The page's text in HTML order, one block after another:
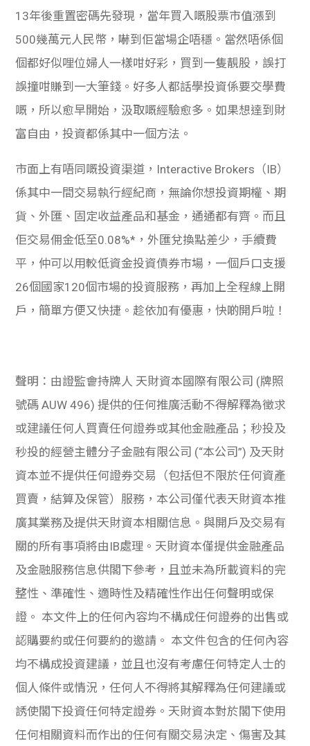
13年後重置密碼先發現，當年買入嘅股票市值漲到
500幾萬元人民幣，嚇到佢當場企唔穩。當然唔係個
個都好似哩位婦人一樣咁好彩，買到一隻靚股，誤打
誤撞咁賺到一大筆錢。好多人都話學投資係要交學費
嘅，所以愈早開始，汲取嘅經驗愈多。如果想達到財
富自由，投資都係其中一個方法。
市面上有唔同嘅投資渠道，Interactive Brokers（IB）
係其中一間交易執行經紀商，無論你想投資期權、期
貨、外匯、固定收益產品和基金，通通都有齊。而且
佢交易佣金低至0.08%*，外匯兌換點差少，手續費
平，仲可以用較低資金投資債券市場，一個戶口支援
26個國家120個市場的投資服務，再加上全程線上開
戶，簡單方便又快捷。趁依加有優惠，快啲開戶啦！
聲明：由證監會持牌人 天財資本國際有限公司 (牌照
號碼 AUW 496) 提供的任何推廣活動不得解釋為徵求
或建議任何人買賣任何證券或其他金融產品；秒投及
秒投的經營主體分子金融有限公司 (“本公司”) 及天財
資本並不提供任何證券交易（包括但不限於任何資產
買賣，結算及保管）服務，本公司僅代表天財資本推
廣其業務及提供天財資本相關信息。與開戶及交易有
關的所有事項將由IB處理。天財資本僅提供金融產品
及金融服務信息供閣下參考，且並未為所載資料的完
整性、準確性、適時性及精確性作出任何聲明或保
證。 本文件上的任何內容均不構成任何證券的出售或
認購要約或任何要約的邀請。 本文件包含的任何內容
均不構成投資建議，並且也沒有考慮任何特定人士的
個人條件或情況，任何人不得將其解釋為任何建議或
誘使閣下投資任何特定證券。天財資本對於閣下使用
任何相關資料而作出的任何有關交易決定、傷害及其